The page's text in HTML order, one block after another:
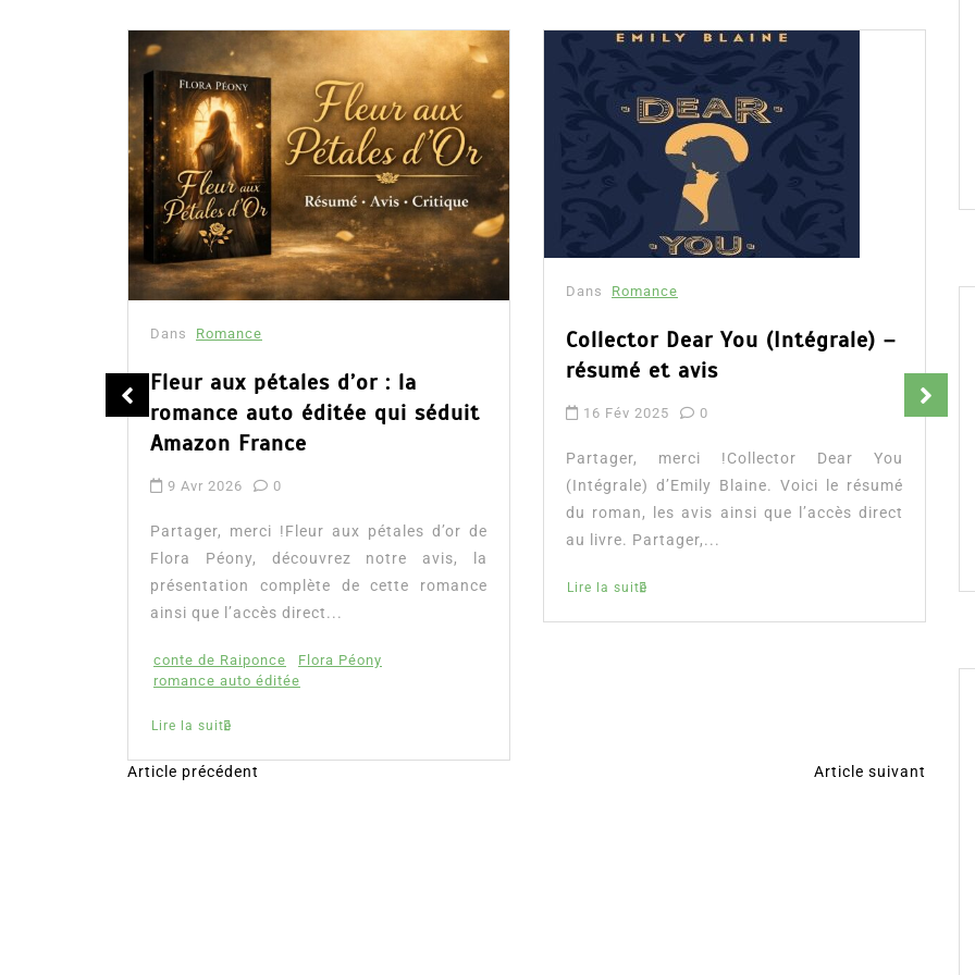
Dans Romance
Fleur aux pétales d’or : la
romance auto éditée qui séduit
Amazon France
9 Avr 2026 0
Partager, merci !Fleur aux pétales d’or de
Flora Péony, découvrez notre avis, la
présentation complète de cette romance
ainsi que l’accès direct...
conte de Raiponce
Flora Péony
romance auto éditée
Lire la suite
Dans Romance
Collector Dear You (Intégrale) –
résumé et avis
16 Fév 2025 0
Partager, merci !Collector Dear You
(Intégrale) d’Emily Blaine. Voici le résumé
du roman, les avis ainsi que l’accès direct
au livre. Partager,...
Lire la suite
N
Article précédent Article suivant